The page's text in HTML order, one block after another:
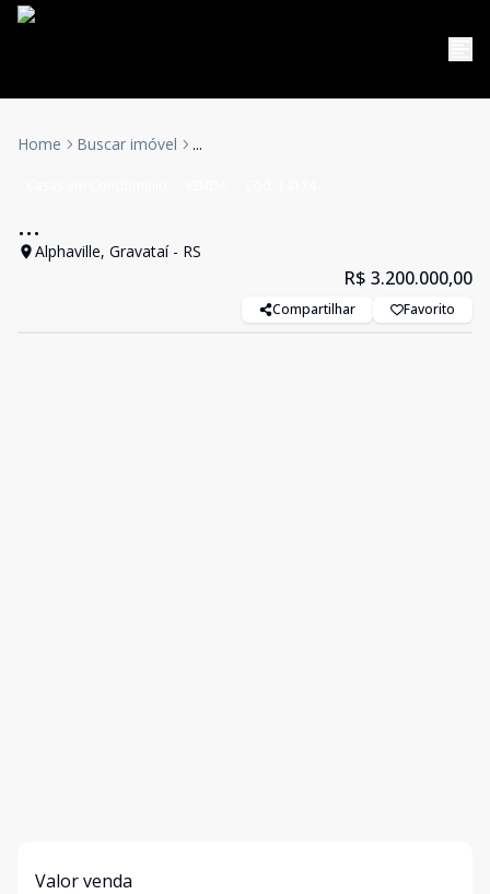
Home Buscar imóvel ...
...
Alphaville, Gravataí - RS
R$ 3.200.000,00
Compartilhar Favorito
Valor venda